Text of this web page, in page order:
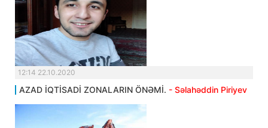
12:14 22.10.2020
AZAD İQTİSADİ ZONALARIN ÖNƏMİ. - Səlahəddin Piriyev